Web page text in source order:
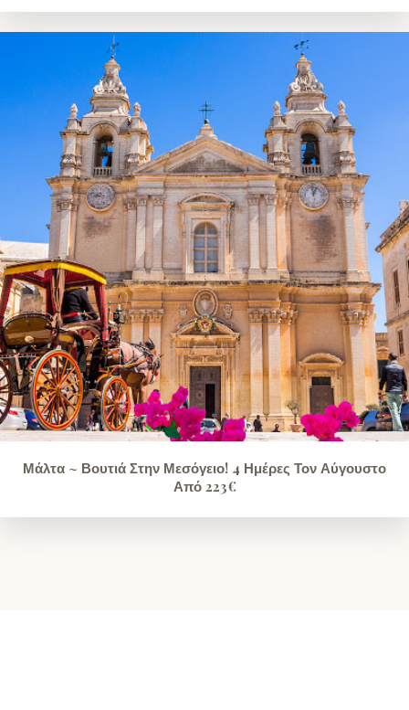
Μάλτα ~ Βουτιά Στην Μεσόγειο! 4 Ημέρες Τον Αύγουστο
Από 223€